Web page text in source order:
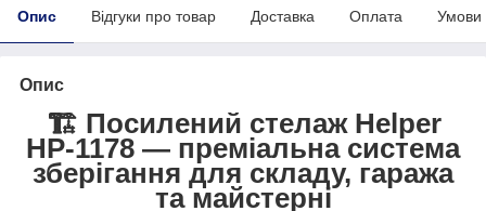
Опис Відгуки про товар Доставка Оплата Умови
Опис
🏗️ Посилений стелаж Helper
HP-1178 — преміальна система
зберігання для складу, гаража
та майстерні